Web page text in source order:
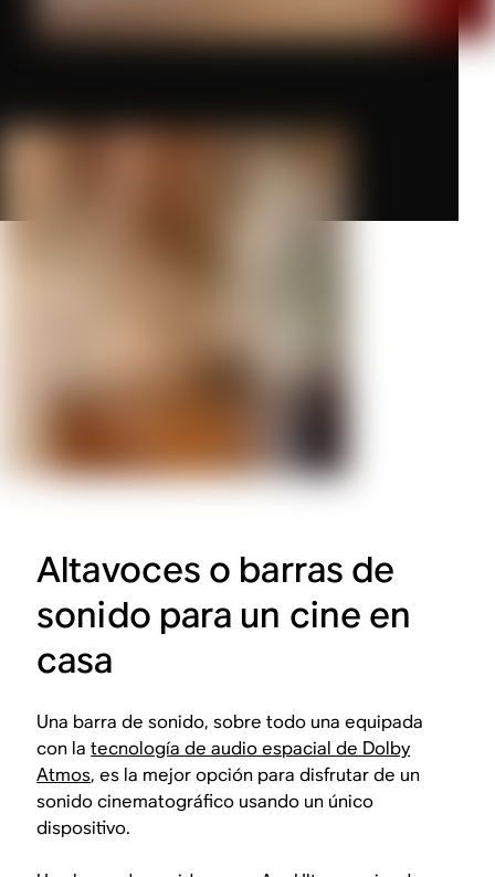
Altavoces o barras de
sonido para un cine en
casa
Una barra de sonido, sobre todo una equipada
con latecnología de audio espacial de Dolby
Atmos, es la mejor opción para disfrutar de un
sonido cinematográfico usando un único
dispositivo.